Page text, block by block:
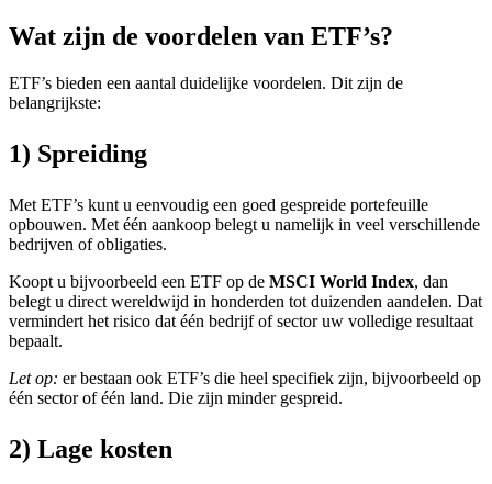
Wat zijn de voordelen van ETF’s?
ETF’s bieden een aantal duidelijke voordelen. Dit zijn de
belangrijkste:
1) Spreiding
Met ETF’s kunt u eenvoudig een goed gespreide portefeuille
opbouwen. Met één aankoop belegt u namelijk in veel verschillende
bedrijven of obligaties.
Koopt u bijvoorbeeld een ETF op de MSCI World Index, dan
belegt u direct wereldwijd in honderden tot duizenden aandelen. Dat
vermindert het risico dat één bedrijf of sector uw volledige resultaat
bepaalt.
Let op: er bestaan ook ETF’s die heel specifiek zijn, bijvoorbeeld op
één sector of één land. Die zijn minder gespreid.
2) Lage kosten